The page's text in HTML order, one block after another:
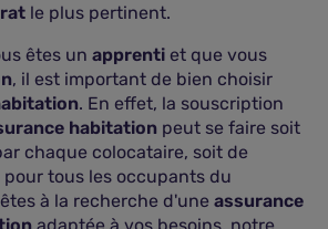
le plus pertinent.
êtes un apprenti et que vous
, il est important de bien choisir
. En effet, la souscription
habitation peut se faire soit
chaque colocataire, soit de
tous les occupants du
à la recherche d'une assurance